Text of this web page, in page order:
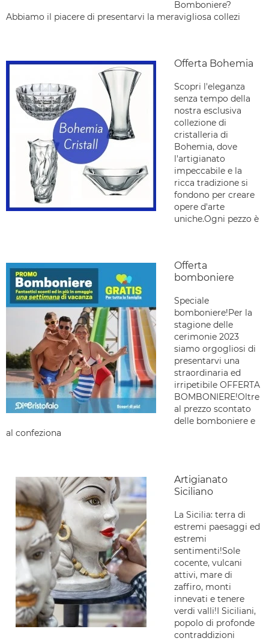
Bomboniere?
Abbiamo il piacere di presentarvi la meravigliosa collezi
Offerta Bohemia
Scopri l'eleganza
senza tempo della
nostra esclusiva
collezione di
cristalleria di
Bohemia, dove
l'artigianato
impeccabile e la
ricca tradizione si
fondono per creare
opere d'arte
uniche.Ogni pezzo è
Offerta
bomboniere
Speciale
bomboniere!Per la
stagione delle
cerimonie 2023
siamo orgogliosi di
presentarvi una
straordinaria ed
irripetibile OFFERTA
BOMBONIERE!Oltre
al prezzo scontato
delle bomboniere e
al confeziona
Artigianato
Siciliano
La Sicilia: terra di
estremi paesaggi ed
estremi
sentimenti!Sole
cocente, vulcani
attivi, mare di
zaffiro, monti
innevati e tenere
verdi valli!I Siciliani,
popolo di profonde
contraddizioni